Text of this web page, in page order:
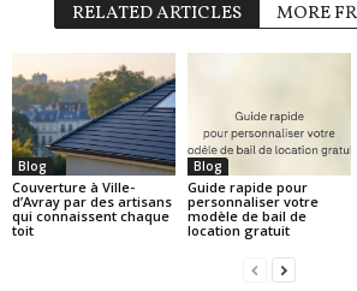
RELATED ARTICLES MORE
Blog
Couverture à Ville-
d’Avray par des artisans
qui connaissent chaque
toit
Blog
Guide rapide pour
personnaliser votre
modèle de bail de
location gratuit